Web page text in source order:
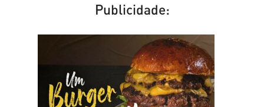
Publicidade: